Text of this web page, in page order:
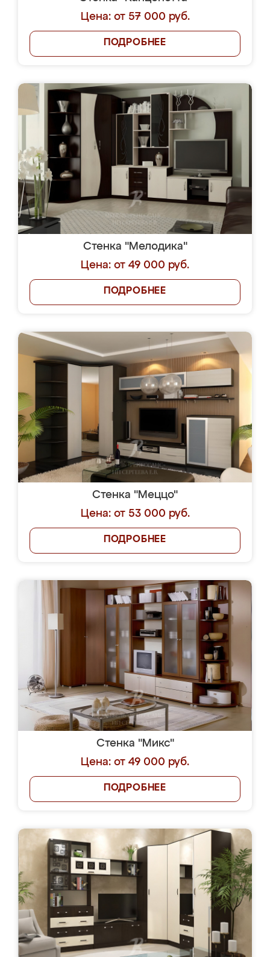
Цена: от 57 000 руб.
ПОДРОБНЕЕ
Стенка "Мелодика"
Цена: от 49 000 руб.
ПОДРОБНЕЕ
Стенка "Меццо"
Цена: от 53 000 руб.
ПОДРОБНЕЕ
Стенка "Микс"
Цена: от 49 000 руб.
ПОДРОБНЕЕ